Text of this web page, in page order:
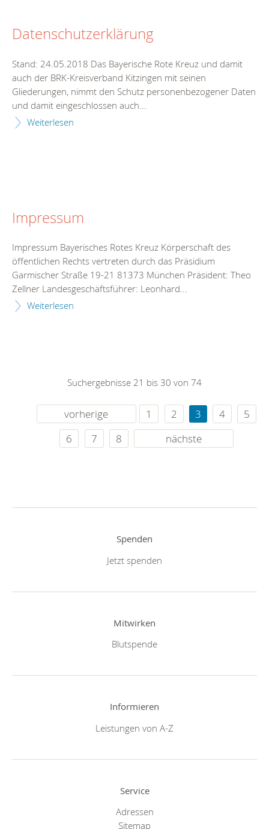
Datenschutzerklärung
Stand: 24.05.2018 Das Bayerische Rote Kreuz und damit
auch der BRK-Kreisverband Kitzingen mit seinen
Gliederungen, nimmt den Schutz personenbezogener Daten
und damit eingeschlossen auch...
Weiterlesen
Impressum
Impressum Bayerisches Rotes Kreuz Körperschaft des
öffentlichen Rechts vertreten durch das Präsidium
Garmischer Straße 19-21 81373 München Präsident: Theo
Zellner Landesgeschäftsführer: Leonhard...
Weiterlesen
Suchergebnisse 21 bis 30 von 74
vorherige 1 2 3 4
5
6
7 8 nächste
Spenden
Jetzt spenden
Mitwirken
Blutspende
Informieren
Leistungen von A-Z
Service
Adressen
Sitemap